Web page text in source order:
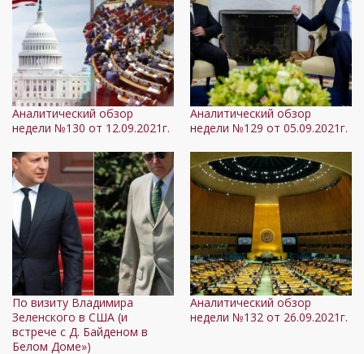
Аналитический обзор
недели №130 от 12.09.2021г.
Аналитический обзор
недели №129 от 05.09.2021г.
По визиту Владимира
Зеленского в США (и
встрече с Д. Байденом в
Белом Доме»)
Аналитический обзор
недели №132 от 26.09.2021г.